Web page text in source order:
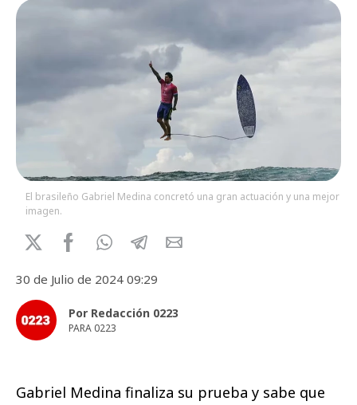
El brasileño Gabriel Medina concretó una gran actuación y una mejor
imagen.
30 de Julio de 2024 09:29
Por Redacción 0223
PARA 0223
Gabriel Medina finaliza su prueba y sabe que